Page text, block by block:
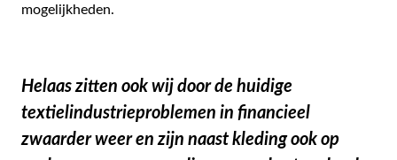
mogelijkheden.
Helaas zitten ook wij door de huidige
textielindustrieproblemen in financieel
zwaarder weer en zijn naast kleding ook op